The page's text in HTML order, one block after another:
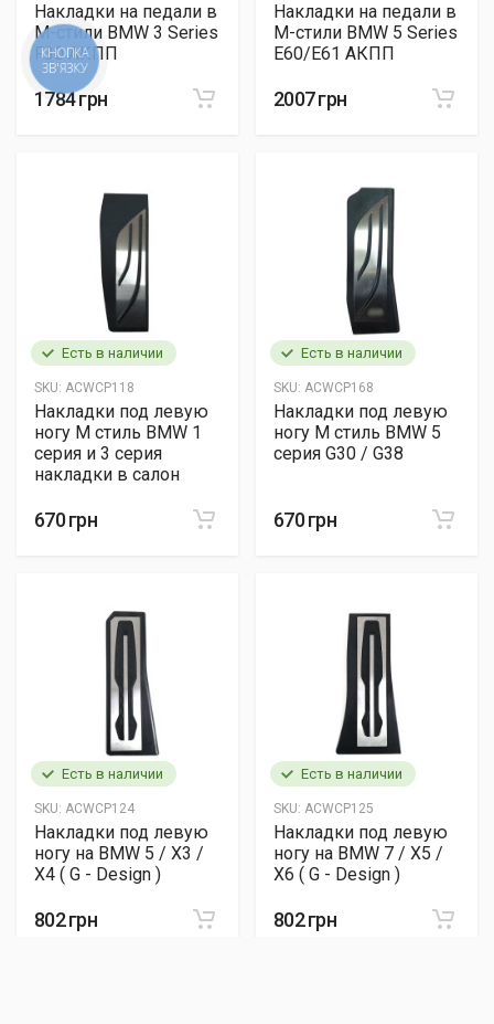
Накладки на педали в
M-стили BMW 3 Series
F30 АКПП
1784 грн
Накладки на педали в
M-стили BMW 5 Series
E60/E61 АКПП
2007 грн
Есть в наличии
SKU: ACWCP118
Накладки под левую
ногу М стиль BMW 1
серия и 3 серия
накладки в салон
670 грн
Есть в наличии
SKU: ACWCP168
Накладки под левую
ногу М стиль BMW 5
серия G30 / G38
670 грн
Есть в наличии
SKU: ACWCP124
Накладки под левую
ногу на BMW 5 / X3 /
X4 ( G - Design )
802 грн
Есть в наличии
SKU: ACWCP125
Накладки под левую
ногу на BMW 7 / X5 /
X6 ( G - Design )
802 грн
КНОПКА
ЗВ'ЯЗКУ